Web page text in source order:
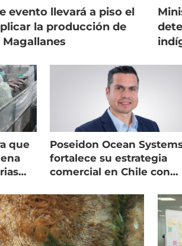
evento llevará a piso el
la producción de
que
Poseidon Ocean
fortalece su estrategia
comercial en Chile con